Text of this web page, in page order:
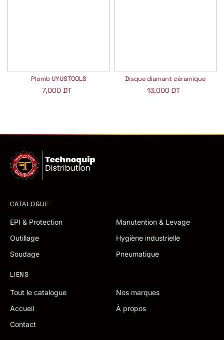
Plomb UYUSTOOLS
7,000 DT
Disque diamant céramique
13,000DT
CATALOGUE
EPI & Protection
Manutention & Levage
Outillage
Hygiène industrielle
Soudage
Pneumatique
LIENS
Tout le catalogue
Nos marques
Accueil
À propos
Contact